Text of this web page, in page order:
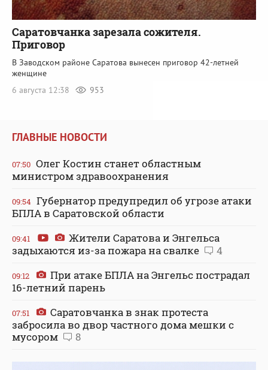
Саратовчанка зарезала сожителя.
Приговор
В Заводском районе Саратова вынесен приговор 42-летней
женщине
6 августа 12:38
953
ГЛАВНЫЕ НОВОСТИ
07:50 Олег Костин станет областным
министром здравоохранения
09:54 Губернатор предупредил об угрозе атаки
БПЛА в Саратовской области
09:41
Жители Саратова и Энгельса
задыхаются из-за пожара на свалке
4
09:12
При атаке БПЛА на Энгельс пострадал
16-летний парень
07:51
Саратовчанка в знак протеста
забросила во двор частного дома мешки с
мусором
8